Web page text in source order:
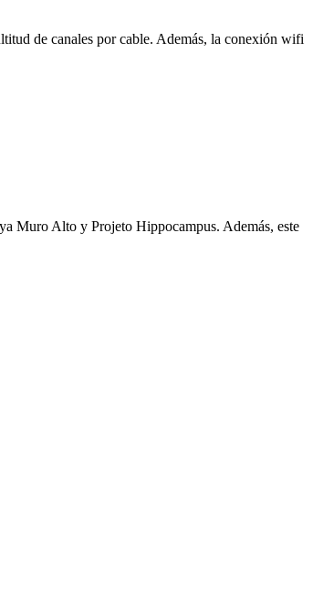
de canales por cable. Además, la conexión wifi
Muro Alto y Projeto Hippocampus. Además, este